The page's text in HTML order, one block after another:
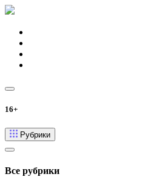
16+
Рубрики
Все рубрики